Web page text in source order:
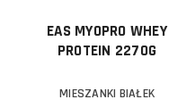
EAS MYOPRO WHEY
PROTEIN 2270G
MIESZANKI BIAŁEK